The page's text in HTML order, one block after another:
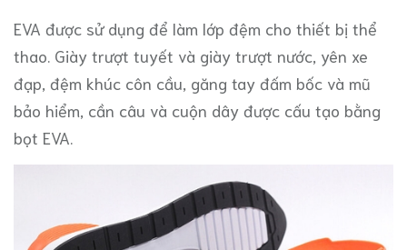
EVA được sử dụng để làm lớp đệm cho thiết bị thể
thao. Giày trượt tuyết và giày trượt nước, yên xe
đạp, đệm khúc côn cầu, găng tay đấm bốc và mũ
bảo hiểm, cần câu và cuộn dây được cấu tạo bằng
bọt EVA.